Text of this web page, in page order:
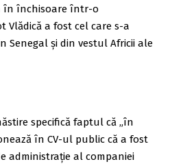
în închisoare într-o
Vlădică a fost cel care s-a
Senegal şi din vestul Africii ale
specifică faptul că „în
în CV-ul public că a fost
administraţie al companiei